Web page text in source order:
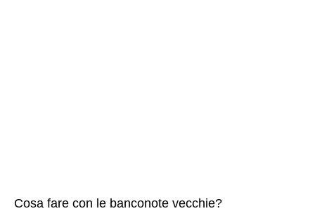
Cosa fare con le banconote vecchie?